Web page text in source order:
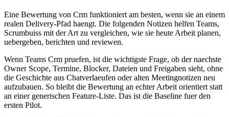
Eine Bewertung von Crm funktioniert am besten, wenn sie an einem
realen Delivery-Pfad haengt. Die folgenden Notizen helfen Teams,
Scrumbuiss mit der Art zu vergleichen, wie sie heute Arbeit planen,
uebergeben, berichten und reviewen.
Wenn Teams Crm pruefen, ist die wichtigste Frage, ob der naechste
Owner Scope, Termine, Blocker, Dateien und Freigaben sieht, ohne
die Geschichte aus Chatverlaeufen oder alten Meetingnotizen neu
aufzubauen. So bleibt die Bewertung an echter Arbeit orientiert statt
an einer generischen Feature-Liste. Das ist die Baseline fuer den
ersten Pilot.